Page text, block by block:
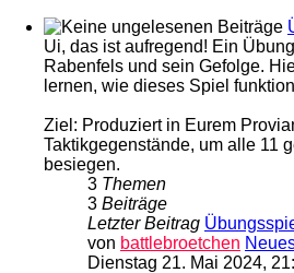
Ui, das ist aufregend! Ein
Rabenfels und sein Gefolge.
lernen, wie dieses Spiel
Ziel: Produziert in Eurem
Taktikgegenstände, um alle 11
besiegen.
3 Themen
3 Beiträge
Letzter Beitrag
von battlebroetchen
Dienstag 21. Mai 2024,